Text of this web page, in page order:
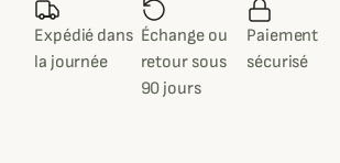
Expédié dans
la journée
Échange ou
retour sous
90 jours
Paiement
sécurisé